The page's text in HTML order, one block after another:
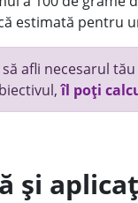
estimată pentru
să afli necesarul
îl poți
și